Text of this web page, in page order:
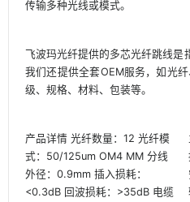
传输多种光线或模式。
飞波玛光纤提供的多芯光纤跳线是
我们还提供全套OEM服务，如光
级、规格、材料、包装等。
产品详情 光纤数量：12 光纤模
式：50/125um OM4 MM 分线
外径：0.9mm 插入损耗：
<0.3dB 回波损耗：>35dB 电缆